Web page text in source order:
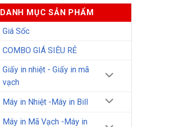
DANH MỤC SẢN PHẨM
Giá Sốc
COMBO GIÁ SIÊU RẺ
Giấy in nhiệt - Giấy in mã
vạch
Máy in Nhiệt -Máy in Bill
Máy in Mã Vạch -Máy in